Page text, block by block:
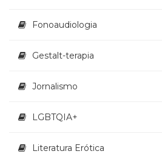
Fonoaudiologia
Gestalt-terapia
Jornalismo
LGBTQIA+
Literatura Erótica